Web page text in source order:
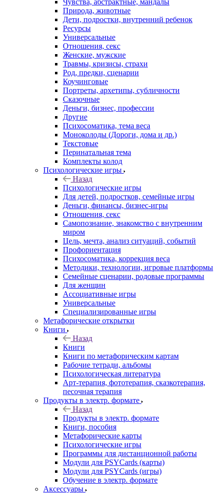
Чувства, абстрактные, мандалы
Природа, животные
Дети, подростки, внутренний ребенок
Ресурсы
Универсальные
Отношения, секс
Женские, мужские
Травмы, кризисы, страхи
Род, предки, сценарии
Коучинговые
Портреты, архетипы, субличности
Сказочные
Деньги, бизнес, профессии
Другие
Психосоматика, тема веса
Моноколоды (Дороги, дома и др.)
Текстовые
Перинатальная тема
Комплекты колод
Психологические игры
Назад
Психологические игры
Для детей, подростков, семейные игры
Деньги, финансы, бизнес-игры
Отношения, секс
Самопознание, знакомство с внутренним
миром
Цель, мечта, анализ ситуаций, событий
Профориентация
Психосоматика, коррекция веса
Методики, технологии, игровые платформы
Семейные сценарии, родовые программы
Для женщин
Ассоциативные игры
Универсальные
Специализированные игры
Метафорические открытки
Книги
Назад
Книги
Книги по метафорическим картам
Рабочие тетради, альбомы
Психологическая литература
Арт-терапия, фототерапия, сказкотерапия,
песочная терапия
Продукты в электр. формате
Назад
Продукты в электр. формате
Книги, пособия
Метафорические карты
Психологические игры
Программы для дистанционной работы
Модули для PSYCards (карты)
Модули для PSYCards (игры)
Обучение в электр. формате
Аксессуары